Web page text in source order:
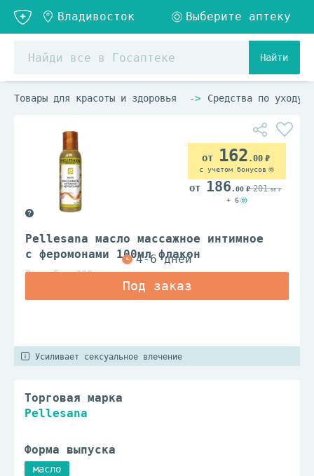
Найти
Товары для красоты и здоровья Средства по уходу
Pellesana масло массажное интимное
с феромонами 100мл флакон
Рино Био ООО
162 .00
с учетом бонусов
186 .00 201.00
+ 6
Усиливает сексуальное влечение
Торговая марка
Pellesana
Форма выпуска
масло